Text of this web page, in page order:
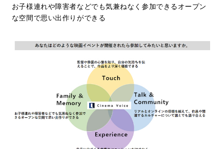
お子様連れや障害者などでも気兼ねなく参加できるオープン
な空間で思い出作りができる